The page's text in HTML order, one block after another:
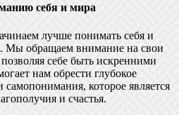
себя и мира
лучше понимать себя и
Мы обращаем внимание на свои
себе быть искренними
нам обрести глубокое
самопонимания, которое является
и счастья.